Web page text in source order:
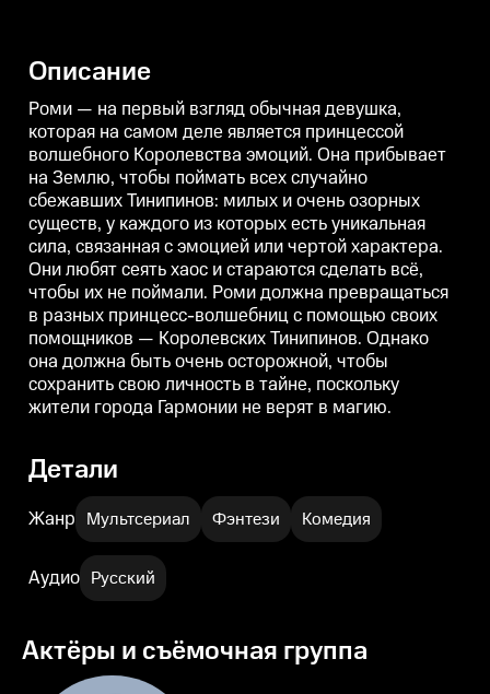
очень озорных существ, у
каждого из которых есть
уникальная сила, связанная с
эмоцией или чертой характера.
Они любят сеять хаос и
стараются сделать всё, чтобы их
не поймали. Роми должна
превращаться в разных
принцесс-волшебниц с
помощью своих помощников —
Королевских Тинипинов.
Однако она должна быть очень
осторожной, чтобы сохранить
свою личность в тайне,
поскольку жители города
Гармонии не верят в магию.
уникальная сила, связанная с
эмоцией или чертой характера.
Они любят сеять хаос и
стараются сделать всё, чтобы их
не поймали. Роми должна
превращаться в разных
принцесс-волшебниц с
помощью своих помощников —
Королевских Тинипинов.
Однако она должна быть очень
осторожной, чтобы сохранить
свою личность в тайне,
поскольку жители города
Гармонии не верят в магию.
Описание
Роми — на первый взгляд обычная девушка,
которая на самом деле является принцессой
волшебного Королевства эмоций. Она прибывает
на Землю, чтобы поймать всех случайно
сбежавших Тинипинов: милых и очень озорных
существ, у каждого из которых есть уникальная
сила, связанная с эмоцией или чертой характера.
Они любят сеять хаос и стараются сделать всё,
чтобы их не поймали. Роми должна превращаться
в разных принцесс-волшебниц с помощью своих
помощников — Королевских Тинипинов. Однако
она должна быть очень осторожной, чтобы
сохранить свою личность в тайне, поскольку
жители города Гармонии не верят в магию.
Детали
Жанр Мультсериал Фэнтези Комедия
Аудио Русский
Актёры и съёмочная группа